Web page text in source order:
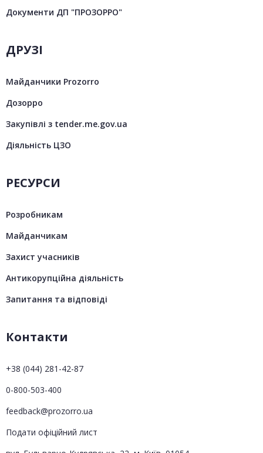
Документи ДП "ПРОЗОРРО"
ДРУЗІ
Майданчики Prozorro
Дозорро
Закупівлі з tender.me.gov.ua
Діяльність ЦЗО
РЕСУРСИ
Розробникам
Майданчикам
Захист учасників
Антикорупційна діяльність
Запитання та відповіді
Контакти
+38 (044) 281-42-87
0-800-503-400
feedback@prozorro.ua
Подати офіційний лист